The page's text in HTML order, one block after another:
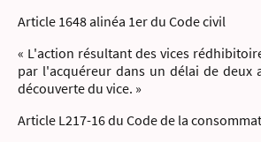
Article 1648 alinéa 1er du Code civil
« L'action résultant des vices
par l'acquéreur dans un délai de deux
découverte du vice. »
Article L217-16 du Code de la